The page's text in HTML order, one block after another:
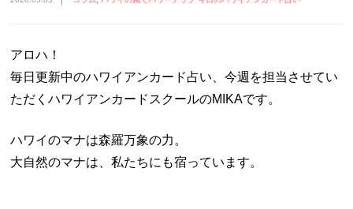
アロハ！
毎日更新中のハワイアンカード占い、今週を担当させてい
ただくハワイアンカードスクールのMIKAです。
ハワイのマナは森羅万象の力。
大自然のマナは、私たちにも宿っています。